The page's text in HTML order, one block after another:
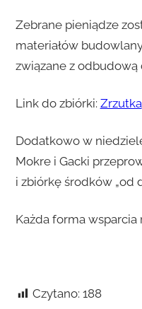
Zebrane pieniądze
materiałów
związane z odbudową
Link do zbiórki: Zrzutka
Dodatkowo w
Mokre i Gacki
i zbiórkę środków „od
Każda forma wsparcia
Czytano: 188